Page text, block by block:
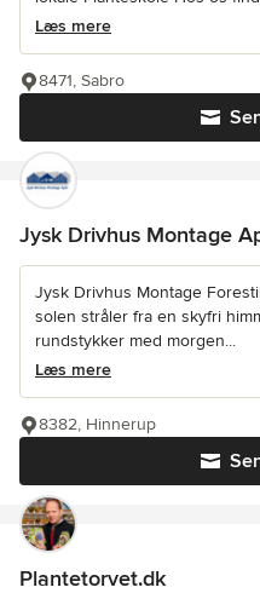
Læs mere
8471, Sabro
Jysk Drivhus Montage
Jysk Drivhus Montage
solen stråler fra en skyfri
rundstykker med morgen...
Læs mere
8382, Hinnerup
Plantetorvet.dk